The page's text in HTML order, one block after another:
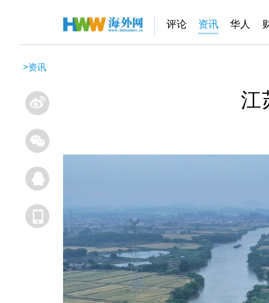
评论 资讯 华人
>资讯
江